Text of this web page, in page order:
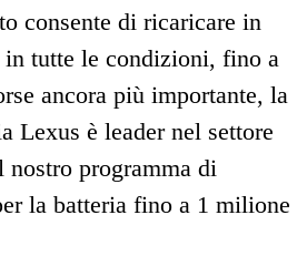
consente di ricaricare in
tutte le condizioni, fino a
ancora più importante, la
Lexus è leader nel settore
nostro programma di
la batteria fino a 1 milione